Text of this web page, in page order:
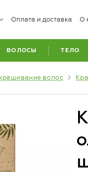
Оплата и доставка О
ВОЛОСЫ ТЕЛО
волос